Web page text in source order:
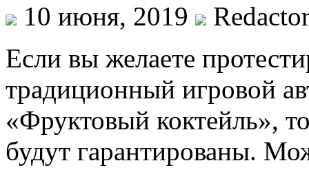
10 июня, 2019
Если вы желаете
традиционный игровой
«Фруктовый коктейль»,
будут гарантированы.